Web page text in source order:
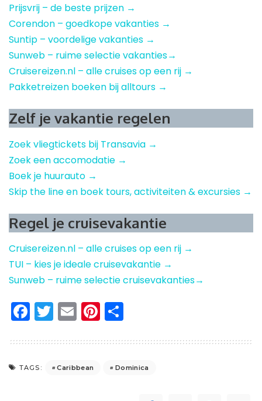
Prijsvrij – de beste prijzen →
Corendon – goedkope vakanties →
Suntip – voordelige vakanties →
Sunweb – ruime selectie vakanties→
Cruisereizen.nl – alle cruises op een rij →
Pakketreizen boeken bij alltours →
Zelf je vakantie regelen
Zoek vliegtickets bij Transavia →
Zoek een accomodatie →
Boek je huurauto →
Skip the line en boek tours, activiteiten & excursies →
Regel je cruisevakantie
Cruisereizen.nl – alle cruises op een rij →
TUI – kies je ideale cruisevakantie →
Sunweb – ruime selectie cruisevakanties→
Facebook
Twitter
EmailPinterest
TAGS: Caribbean Dominica